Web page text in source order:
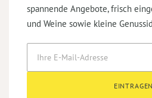
spannende Angebote, frisch
und Weine sowie kleine
EINTRAGEN